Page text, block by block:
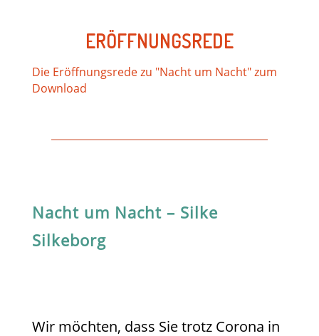
ERÖFFNUNGSREDE
Die Eröffnungsrede zu "Nacht um Nacht" zum
Download
Nacht um Nacht – Silke
Silkeborg
Wir möchten, dass Sie trotz Corona in